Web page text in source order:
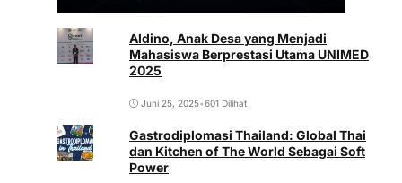
Aldino, Anak Desa yang Menjadi
Mahasiswa Berprestasi Utama UNIMED
2025
Juni 25, 2025•601 Dilihat
Gastrodiplomasi Thailand: Global Thai
dan Kitchen of The World Sebagai Soft
Power